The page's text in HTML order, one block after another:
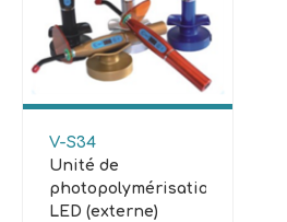
V-S34
Unité de
photopolymérisation
LED (externe)